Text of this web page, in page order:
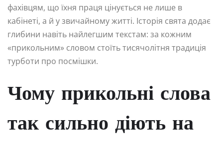
фахівцям, що їхня праця цінується не лише в
кабінеті, а й у звичайному житті. Історія свята додає
глибини навіть найлегшим текстам: за кожним
«прикольним» словом стоїть тисячолітня традиція
турботи про посмішки.
Чому прикольні слова
так сильно діють на